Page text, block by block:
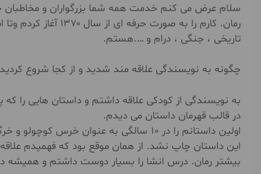
سلام عرض می کنم خدمت همه شما بزرگواران و
رمان. کارم را به
تاریخی ، جنگی ، درام و ….هستم.
چگونه به نویسندگی علاقه مند شدید و از کجا شروع
به نویسندگی از کودکی علاقه داشتم و داستان هایی را
در قالب قهرمان داستان می دیدم.
اولین داستانم را در ۱۰ سالگی به عنوان
این داستان چاپ نشد. از همان موقع بود که فهمیدم علاقه
بیشتر رمان. درس انشا را بسیار دوست داشتم و همیشه